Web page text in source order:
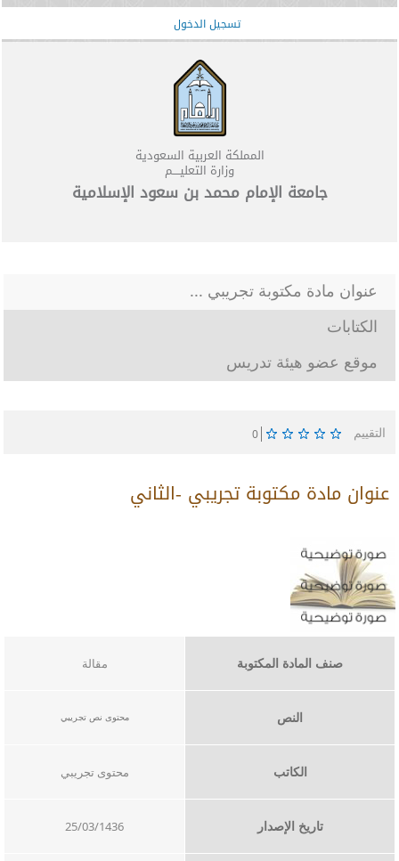
تسجيل الدخول
المملكة العربية السعودية
وزارة التعليــــم
جامعة الإمام محمد بن سعود الإسلامية
موقع عضو هيئة تدريس
الكتابات
عنوان مادة مكتوبة تجريبي ...
التقييم 0
عنوان مادة مكتوبة تجريبي -الثاني
صنف المادة المكتوبة مقالة
النص محتوى نص تجريبي​​
الكاتب محتوى تجريبي​​
تاريخ الإصدار 25/03/1436